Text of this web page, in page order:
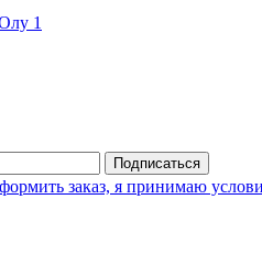
1
Подписаться
заказ, я принимаю